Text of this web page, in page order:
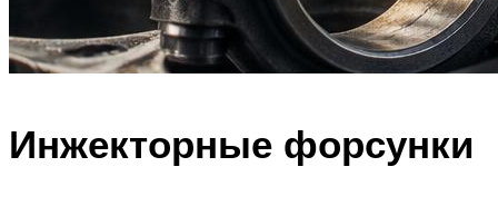
Инжекторные форсунки